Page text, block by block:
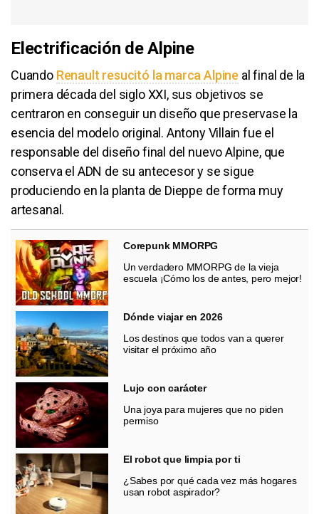
Electrificación de Alpine
Cuando Renault resucitó la marca Alpine al final de la
primera década del siglo XXI, sus objetivos se
centraron en conseguir un diseño que preservase la
esencia del modelo original. Antony Villain fue el
responsable del diseño final del nuevo Alpine, que
conserva el ADN de su antecesor y se sigue
produciendo en la planta de Dieppe de forma muy
artesanal.
Corepunk MMORPG
Un verdadero MMORPG de la vieja
escuela ¡Cómo los de antes, pero mejor!
Dónde viajar en 2026
Los destinos que todos van a querer
visitar el próximo año
Lujo con carácter
Una joya para mujeres que no piden
permiso
El robot que limpia por ti
¿Sabes por qué cada vez más hogares
usan robot aspirador?